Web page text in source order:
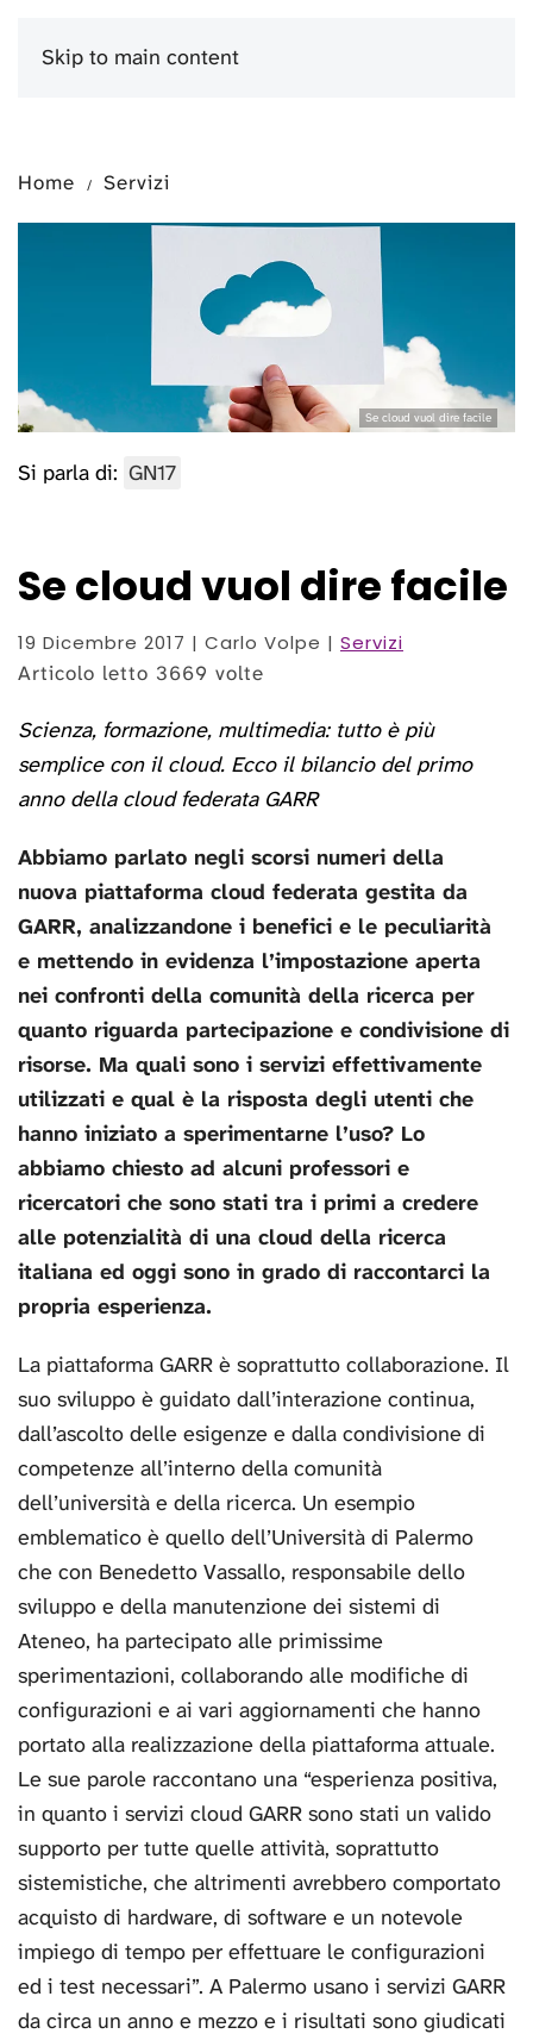
Skip to main content
Home Servizi
Se cloud vuol dire facile
Si parla di: GN17
Se cloud vuol dire facile
19 Dicembre 2017 | Carlo Volpe | Servizi
Articolo letto 3669 volte
Scienza, formazione, multimedia: tutto è più
semplice con il cloud. Ecco il bilancio del primo
anno della cloud federata GARR
Abbiamo parlato negli scorsi numeri della
nuova piattaforma cloud federata gestita da
GARR, analizzandone i benefici e le peculiarità
e mettendo in evidenza l’impostazione aperta
nei confronti della comunità della ricerca per
quanto riguarda partecipazione e condivisione di
risorse. Ma quali sono i servizi effettivamente
utilizzati e qual è la risposta degli utenti che
hanno iniziato a sperimentarne l’uso? Lo
abbiamo chiesto ad alcuni professori e
ricercatori che sono stati tra i primi a credere
alle potenzialità di una cloud della ricerca
italiana ed oggi sono in grado di raccontarci la
propria esperienza.
La piattaforma GARR è soprattutto collaborazione. Il
suo sviluppo è guidato dall’interazione continua,
dall’ascolto delle esigenze e dalla condivisione di
competenze all’interno della comunità
dell’università e della ricerca. Un esempio
emblematico è quello dell’Università di Palermo
che con Benedetto Vassallo, responsabile dello
sviluppo e della manutenzione dei sistemi di
Ateneo, ha partecipato alle primissime
sperimentazioni, collaborando alle modifiche di
configurazioni e ai vari aggiornamenti che hanno
portato alla realizzazione della piattaforma attuale.
Le sue parole raccontano una “esperienza positiva,
in quanto i servizi cloud GARR sono stati un valido
supporto per tutte quelle attività, soprattutto
sistemistiche, che altrimenti avrebbero comportato
acquisto di hardware, di software e un notevole
impiego di tempo per effettuare le configurazioni
ed i test necessari”. A Palermo usano i servizi GARR
da circa un anno e mezzo e i risultati sono giudicati